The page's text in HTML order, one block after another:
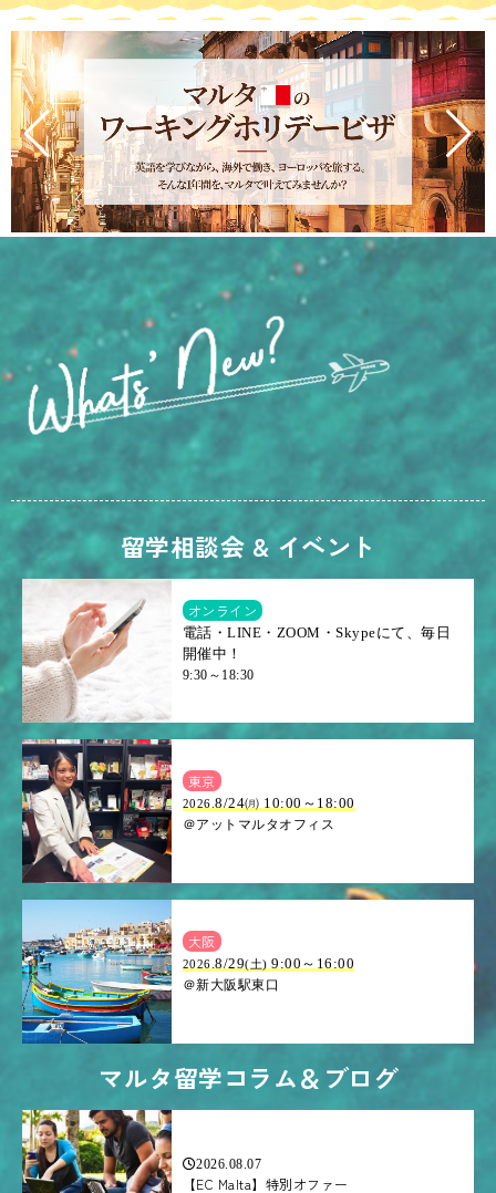
留学相談会 & イベント
オンライン
電話・LINE・ZOOM・Skypeにて、毎日
開催中！
9:30～18:30
東京
2026.8/24㈪ 10:00～18:00
＠アットマルタオフィス
大阪
2026.8/29(土) 9:00～16:00
＠新大阪駅東口
マルタ留学コラム＆ブログ
2026.08.07
【EC Malta】特別オファー